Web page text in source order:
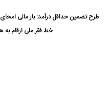
طرح تضمین حداقل درآمد: بار مالی امحای
خط فقر ملی ارقام به